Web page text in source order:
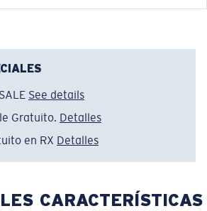
with warming properties on the
and hem
melange fleece
inside out, with like colors.
Tech Fleece Hoody
See details
Gratuito. Detalles
en RX Detalles
CARACTERÍSTICAS